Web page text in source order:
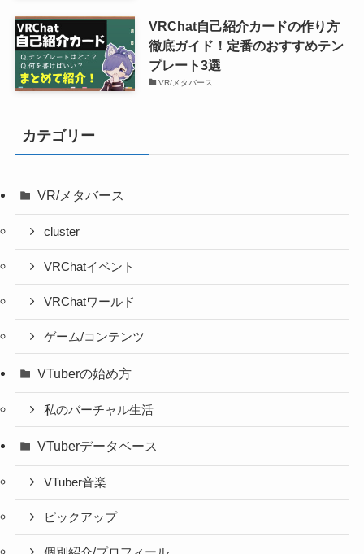
VRChat自己紹介カードの作り方
徹底ガイド！定番のおすすめテン
プレート3選
VR/メタバース
カテゴリー
VR/メタバース
cluster
VRChatイベント
VRChatワールド
ゲーム/コンテンツ
VTuberの始め方
私のバーチャル生活
VTuberデータベース
VTuber音楽
ピックアップ